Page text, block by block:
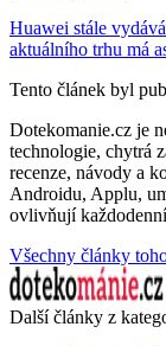
Huawei stále
aktuálního trhu má
Tento článek byl
Dotekomanie.cz je
technologie, chytrá
recenze, návody a
Androidu, Applu,
ovlivňují
Všechny články
Další články z